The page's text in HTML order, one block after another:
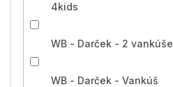
4kids
WB - Darček - 2 vankúše
WB - Darček - Vankúš